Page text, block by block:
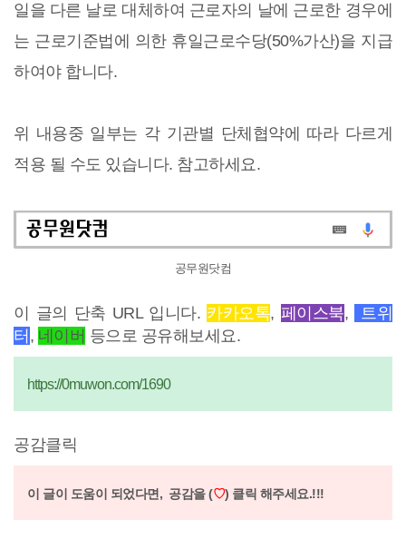
일을 다른 날로 대체하여 근로자의 날에 근로한 경우에
는 근로기준법에 의한 휴일근로수당(50%가산)을 지급
하여야 합니다.
위 내용중 일부는 각 기관별 단체협약에 따라 다르게
적용 될 수도 있습니다. 참고하세요.
공무원닷컴
이 글의 단축 URL 입니다. 카카오톡, 페이스북,
트위
터 , 네이버 등으로 공유해보세요.
https://0muwon.com/1690
공감클릭
이 글이 도움이 되었다면, 공감을 (♡) 클릭 해주세요.!!!